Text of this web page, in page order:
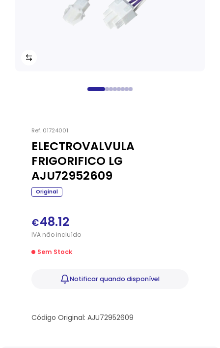
Ref. 01724001
ELECTROVALVULA
FRIGORIFICO LG
AJU72952609
Original
€48.12
IVAnãoincluído
Sem Stock
Notificarquando disponível
Código Original: AJU72952609